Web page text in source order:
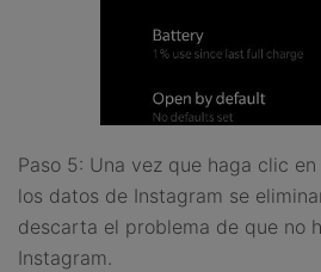
Paso 5: Una vez que haga clic
los datos de Instagram se
descarta el problema de que no
Instagram.